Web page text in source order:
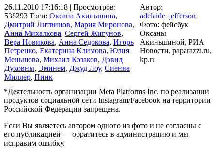
26.11.2010 17:16:18 | Просмотров:
538293 Тэги: Оксана Акиньшина,
Дмитрий Литвинов, Мария Миронова,
Анна Михалкова, Сергей Жигунов,
Вера Новикова, Анна Седокова, Игорь
Петренко, Екатерина Климова, Юлия
Меньшова, Михаил Козаков, Дэвид
Духовны, Эминем, Джуд Лоу, Сиенна
Миллер, Пинк
Автор:
adelaide_jefferson
Фото: фейсбук
Оксаны
Акиньшиной, РИА
Новости, paparazzi.ru,
kp.ru
*Деятельность организации Meta Platforms Inc. по реализации
продуктов социальной сети Instagram/Facebook на территории
Российской Федерации запрещена.
Если Вы являетесь автором одного из фото и не согласны с
его публикацией — обратитесь в администрацию и мы
исправим ошибку.